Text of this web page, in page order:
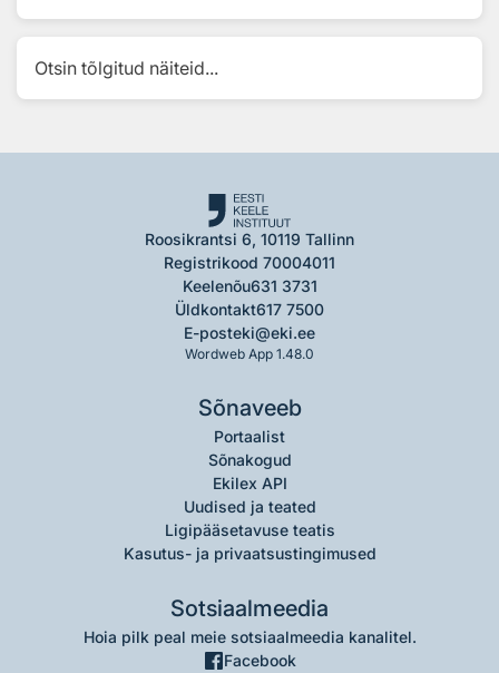
Otsin tõlgitud näiteid...
Roosikrantsi 6, 10119 Tallinn
Registrikood 70004011
Keelenõu631 3731
Üldkontakt617 7500
E-posteki@eki.ee
Wordweb App 1.48.0
Sõnaveeb
Portaalist
Sõnakogud
Ekilex API
Uudised ja teated
Ligipääsetavuse teatis
Kasutus- ja privaatsustingimused
Sotsiaalmeedia
Hoia pilk peal meie sotsiaalmeedia kanalitel.
Facebook